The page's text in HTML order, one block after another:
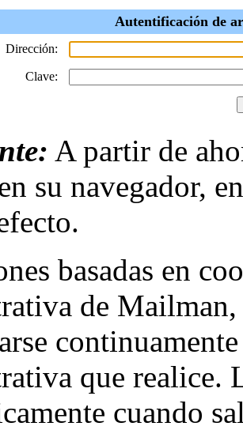
Autentificación de
Dirección:
Clave:
A partir de
su navegador,
basadas en
de Mailman,
que realice.
cuando